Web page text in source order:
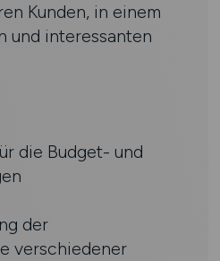
Kunden, in einem
und interessanten
die Budget- und
der
verschiedener